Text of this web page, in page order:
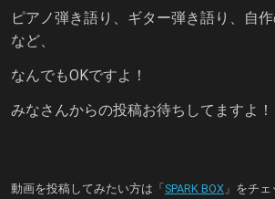
ピアノ弾き語り、ギター弾き語り、自
など、
なんでもOKですよ！
みなさんからの投稿お待ちしてますよ！
動画を投稿してみたい方は「 SPARK BOX 」をチ